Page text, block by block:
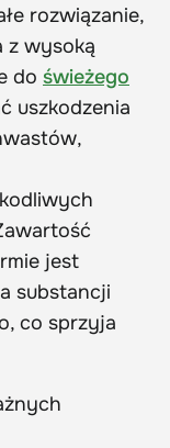
rozwiązanie,
z wysoką
do świeżego
uszkodzenia
jest
substancji
co sprzyja